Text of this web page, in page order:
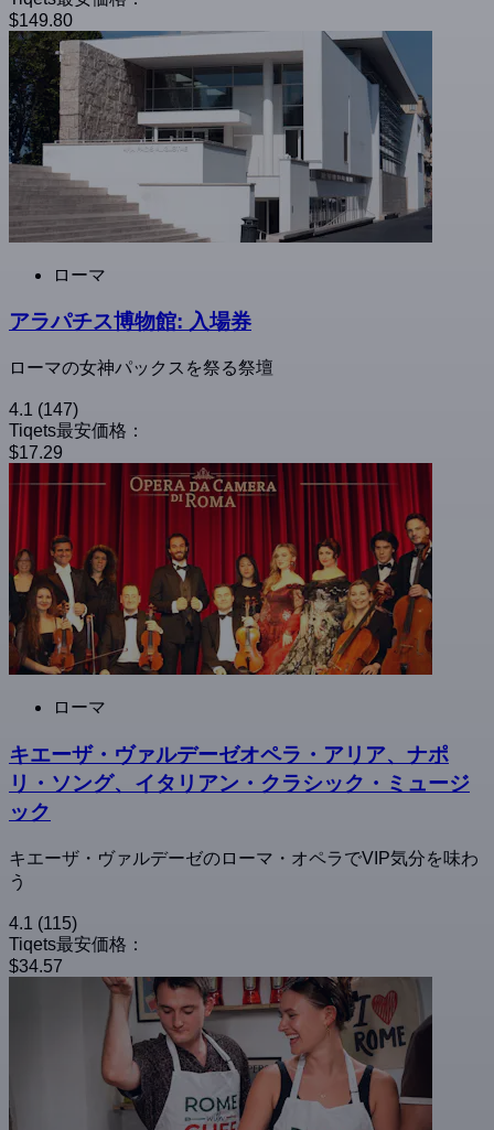
$149.80
ローマ
アラパチス博物館: 入場券
ローマの女神パックスを祭る祭壇
4.1 (147)
Tiqets最安価格：
$17.29
ローマ
キエーザ・ヴァルデーゼオペラ・アリア、ナポ
リ・ソング、イタリアン・クラシック・ミュージ
ック
キエーザ・ヴァルデーゼのローマ・オペラでVIP気分を味わ
う
4.1 (115)
Tiqets最安価格：
$34.57